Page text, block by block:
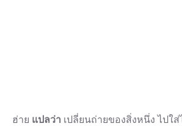
ฮ่าย แปลว่า เปลี่ยนถ่ายของสิ่งหนึ่ง ไปใ